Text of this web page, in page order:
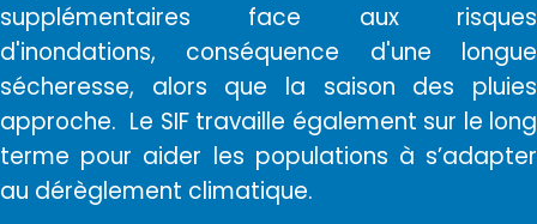
supplémentaires face aux risques
d'inondations, conséquence d'une longue
sécheresse, alors que la saison des pluies
approche. Le SIF travaille également sur le long
terme pour aider les populations à s’adapter
au dérèglement climatique.